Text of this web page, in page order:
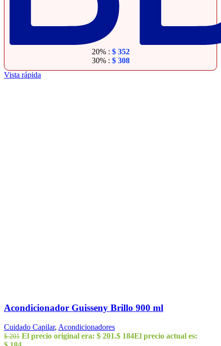
20% : $352
30% : $308
Vista rápida
Acondicionador Guisseny Brillo 900 ml
Cuidado Capilar, Acondicionadores
$201 El precio original era: $ 201.$ 184El precio actual es: